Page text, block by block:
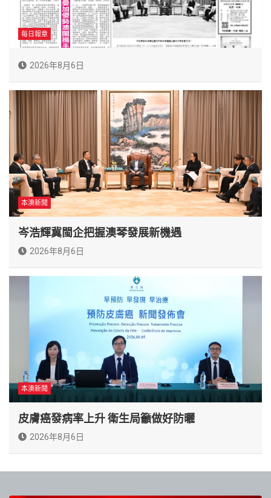
每日報章
2026年8月6日
本澳新聞
岑浩輝冀閩企把握澳琴發展新機遇
2026年8月6日
本澳新聞
皮膚癌發病率上升 衛生局籲做好防曬
2026年8月6日